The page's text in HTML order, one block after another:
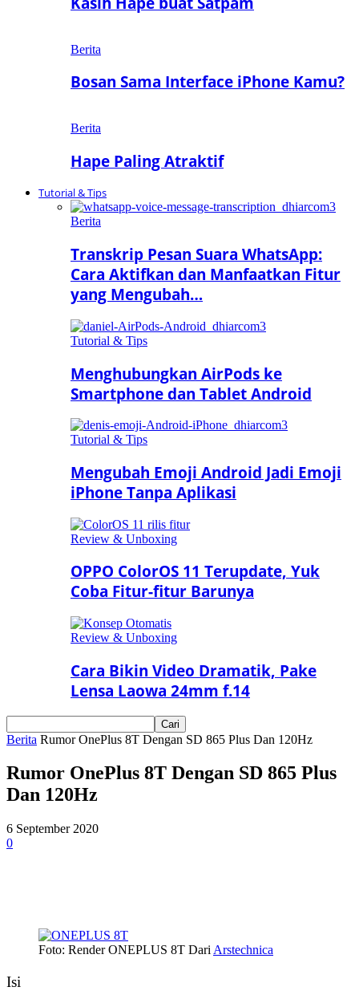
Berita
Bosan Sama Interface iPhone Kamu?
Berita
Hape Paling Atraktif
Tutorial & Tips
Berita
Transkrip Pesan Suara WhatsApp:
Cara Aktifkan dan Manfaatkan Fitur
yang Mengubah…
Tutorial & Tips
Menghubungkan AirPods ke
Smartphone dan Tablet Android
Tutorial & Tips
Mengubah Emoji Android Jadi Emoji
iPhone Tanpa Aplikasi
Review & Unboxing
OPPO ColorOS 11 Terupdate, Yuk
Coba Fitur-fitur Barunya
Review & Unboxing
Cara Bikin Video Dramatik, Pake
Lensa Laowa 24mm f.14
Berita Rumor OnePlus 8T Dengan SD 865 Plus Dan 120Hz
Rumor OnePlus 8T Dengan SD 865 Plus
Dan 120Hz
6 September 2020
0
Foto: Render ONEPLUS 8T Dari Arstechnica
Isi